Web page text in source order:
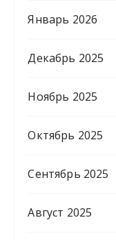
Январь 2026
Декабрь 2025
Ноябрь 2025
Октябрь 2025
Сентябрь 2025
Август 2025